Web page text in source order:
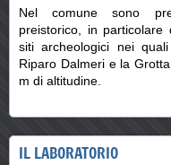
Nel comune sono
preistorico, in
siti archeologici nei
Riparo Dalmeri e la
m di altitudine.
IL LABORATORIO